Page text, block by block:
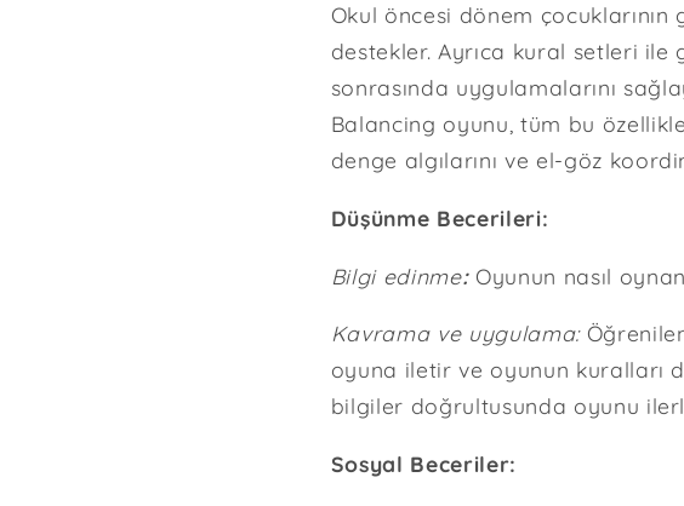
Okul öncesi dönem
destekler. Ayrıca kural setleri ile
sonrasında uygulamalarını
Balancing oyunu, tüm bu
denge algılarını ve el-göz
Düşünme Becerileri:
Bilgi edinme:Oyunun nasıl
Kavrama ve uygulama:
oyuna iletir ve oyunun kuralları
bilgiler doğrultusunda oyunu
Sosyal Beceriler: